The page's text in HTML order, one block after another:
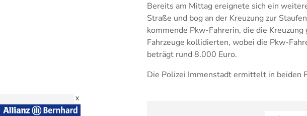
Bereits am Mittag ereignete sich ein
Straße und bog an der Kreuzung zur
kommende Pkw-Fahrerin, die die
Fahrzeuge kollidierten, wobei die Pkw-
beträgt rund 8.000 Euro.
Die Polizei Immenstadt ermittelt in beiden
X